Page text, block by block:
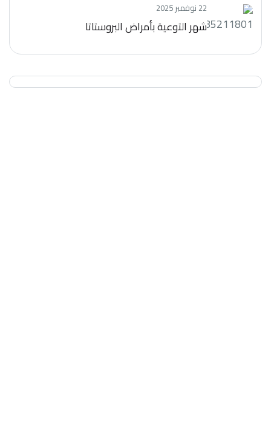
22 نوفمبر 2025
شهر التوعية بأمراض البروستاتا